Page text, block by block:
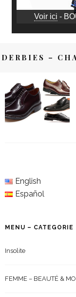
Voir ici -
DERBIES –
English
Español
MENU – CATEGORIE
Insolite
FEMME – BEAUTÉ &